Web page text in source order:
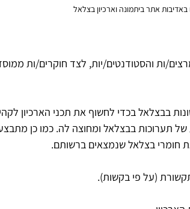
אתר ביתמונה וארכיון בצלאל
ות והסטודנטים/יות, לצד חוקרים/ות
בבצלאל בכדי לחשוף את תכני הארכיון
תערוכות בבצלאל ומחוצה לה. כמו כן
חומרי בצלאל שנמצאים ברשותם.
תקשורת (על פי בקשות).